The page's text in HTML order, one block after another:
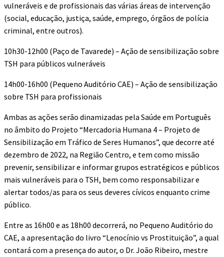
vulneráveis e de profissionais das várias áreas de intervenção
(social, educação, justiça, saúde, emprego, órgãos de polícia
criminal, entre outros).
10h30-12h00 (Paço de Tavarede) – Ação de sensibilização sobre
TSH para públicos vulneráveis
14h00-16h00 (Pequeno Auditório CAE) – Ação de sensibilização
sobre TSH para profissionais
Ambas as ações serão dinamizadas pela Saúde em Português
no âmbito do Projeto “Mercadoria Humana 4 – Projeto de
Sensibilização em Tráfico de Seres Humanos”, que decorre até
dezembro de 2022, na Região Centro, e tem como missão
prevenir, sensibilizar e informar grupos estratégicos e públicos
mais vulneráveis para o TSH, bem como responsabilizar e
alertar todos/as para os seus deveres cívicos enquanto crime
público.
Entre as 16h00 e as 18h00 decorrerá, no Pequeno Auditório do
CAE, a apresentação do livro “Lenocínio vs Prostituição”, a qual
contará com a presença do autor, o Dr. João Ribeiro, mestre